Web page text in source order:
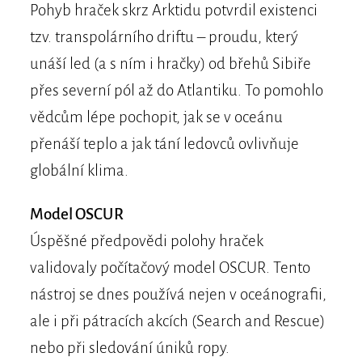
Pohyb hraček skrz Arktidu potvrdil existenci
tzv. transpolárního driftu – proudu, který
unáší led (a s ním i hračky) od břehů Sibiře
přes severní pól až do Atlantiku. To pomohlo
vědcům lépe pochopit, jak se v oceánu
přenáší teplo a jak tání ledovců ovlivňuje
globální klima.
Model OSCUR
Úspěšné předpovědi polohy hraček
validovaly počítačový model OSCUR. Tento
nástroj se dnes používá nejen v oceánografii,
ale i při pátracích akcích (Search and Rescue)
nebo při sledování úniků ropy.